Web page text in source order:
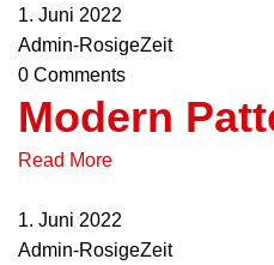
1. Juni 2022
Admin-RosigeZeit
0 Comments
Modern
Read More
1. Juni 2022
Admin-RosigeZeit